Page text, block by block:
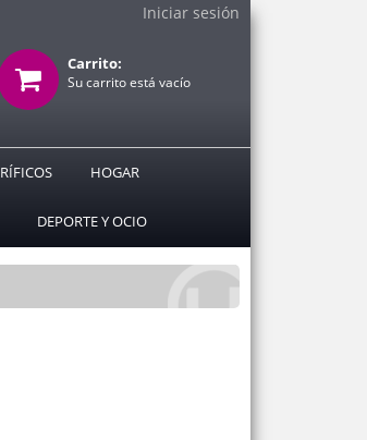
Iniciar sesión
Carrito:
Su carrito está vacío
HOGAR
DEPORTE Y OCIO